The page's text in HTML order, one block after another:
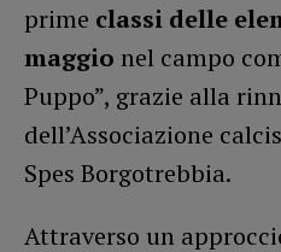
prime classi delle
maggio nel campo
Puppo”, grazie alla
dell’Associazione
Spes Borgotrebbia.
Attraverso un